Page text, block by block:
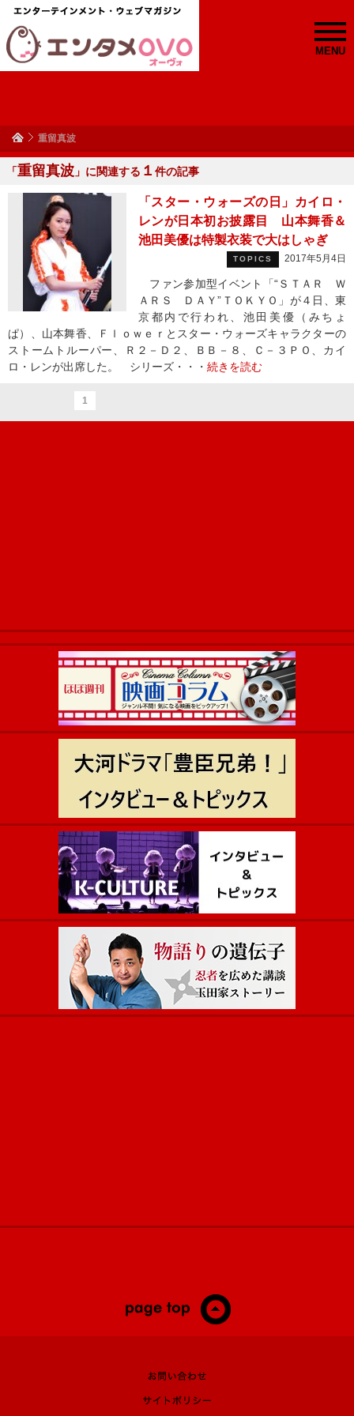
MENU
重留真波
「重留真波 」に関連する １ 件の記事
「スター・ウォーズの日」カイロ・
レンが日本初お披露目 山本舞香＆
池田美優は特製衣装で大はしゃぎ
TOPICS 2017年5月4日
ファン参加型イベント「“ＳＴＡＲ Ｗ
ＡＲＳ ＤＡＹ”ＴＯＫＹＯ」が４日、東
京都内で行われ、池田美優（みちょ
ぱ）、山本舞香、Ｆｌｏｗｅｒとスター・ウォーズキャラクターの
ストームトルーパー、Ｒ２－Ｄ２、ＢＢ－８、Ｃ－３ＰＯ、カイ
ロ・レンが出席した。 シリーズ・・・ 続きを読む
1